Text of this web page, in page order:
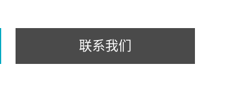
联系我们